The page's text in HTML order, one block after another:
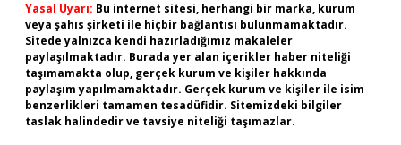
Yasal Uyarı: Bu internet sitesi, herhangi bir marka, kurum
veya şahıs şirketi ile hiçbir bağlantısı bulunmamaktadır.
Sitede yalnızca kendi hazırladığımız makaleler
paylaşılmaktadır. Burada yer alan içerikler haber niteliği
taşımamakta olup, gerçek kurum ve kişiler hakkında
paylaşım yapılmamaktadır. Gerçek kurum ve kişiler ile isim
benzerlikleri tamamen tesadüfidir. Sitemizdeki bilgiler
taslak halindedir ve tavsiye niteliği taşımazlar.